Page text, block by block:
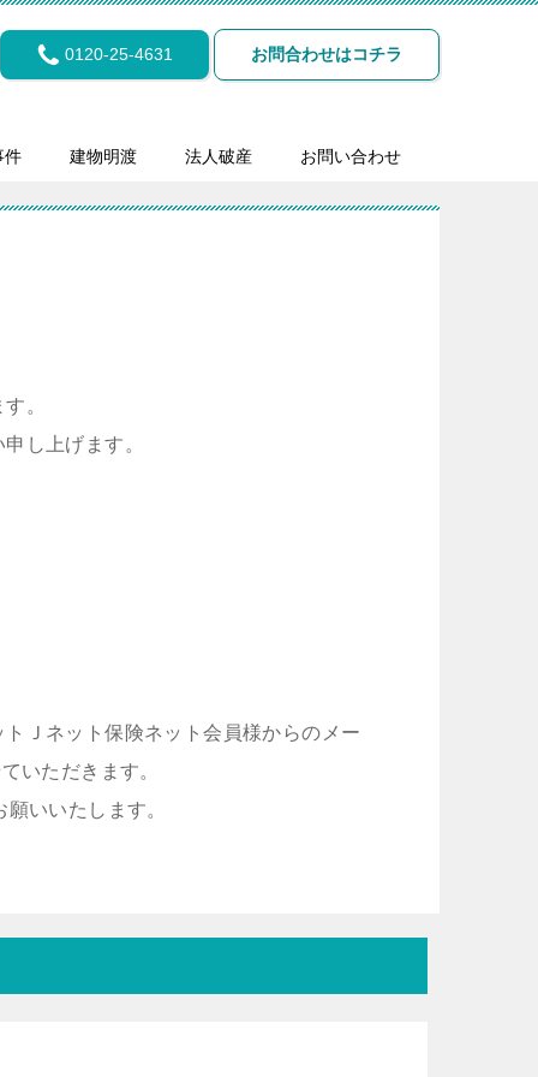
0120-25-4631 お問合わせはコチラ
件 建物明渡 法人破産 お問い合わせ
。
し上げます。
Ｊネット保険ネット会員様からのメー
いただきます。
いいたします。